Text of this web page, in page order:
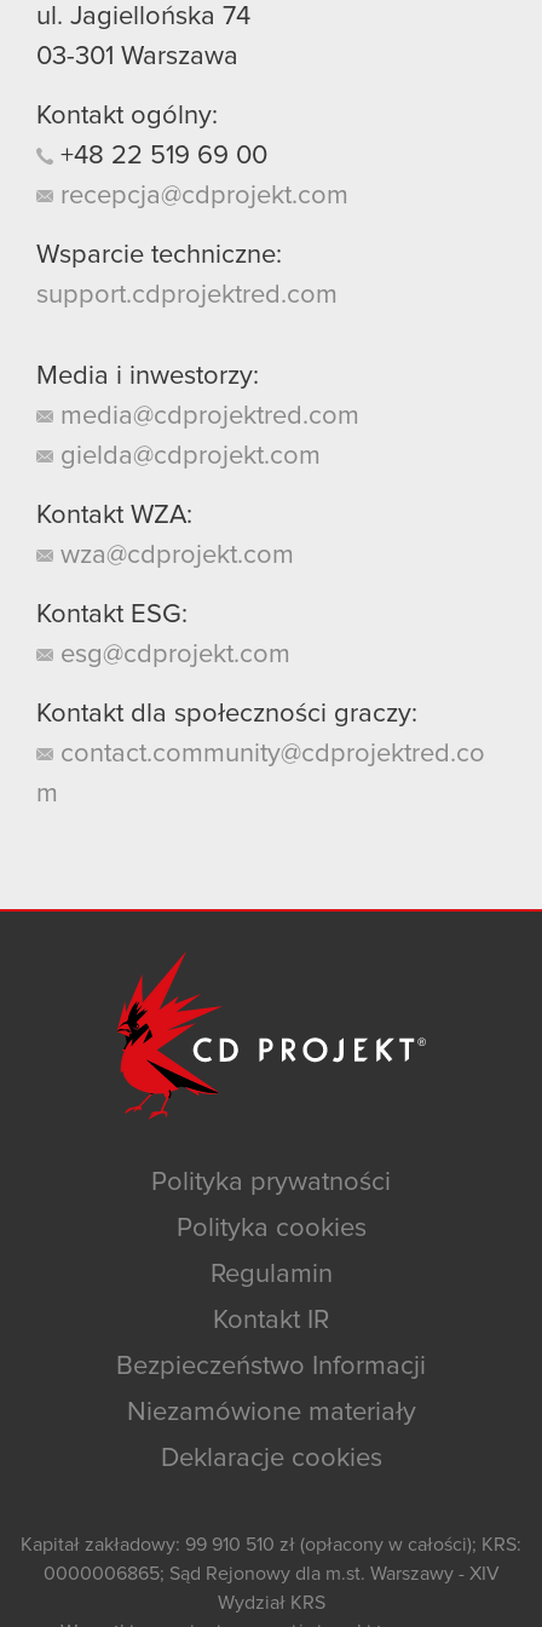
ul. Jagiellońska 74
03-301 Warszawa
Kontakt ogólny:
+48 22 519 69 00
recepcja@cdprojekt.com
Wsparcie techniczne:
support.cdprojektred.com
Media i inwestorzy:
media@cdprojektred.com
gielda@cdprojekt.com
Kontakt WZA:
wza@cdprojekt.com
Kontakt ESG:
esg@cdprojekt.com
Kontakt dla społeczności graczy:
contact.community@cdprojektred.co
m
Polityka prywatności
Polityka cookies
Regulamin
Kontakt IR
Bezpieczeństwo Informacji
Niezamówione materiały
Deklaracje cookies
Kapitał zakładowy: 99 910 510 zł (opłacony w całości); KRS:
0000006865; Sąd Rejonowy dla m.st. Warszawy - XIV
Wydział KRS